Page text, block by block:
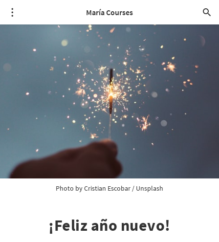
María Courses
Photo by Cristian Escobar / Unsplash
¡Feliz año nuevo!